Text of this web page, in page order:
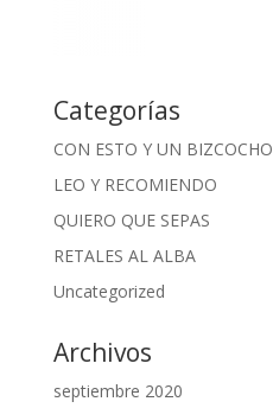
Categorías
CON ESTO Y UN BIZCOCHO
LEO Y RECOMIENDO
QUIERO QUE SEPAS
RETALES AL ALBA
Uncategorized
Archivos
septiembre 2020